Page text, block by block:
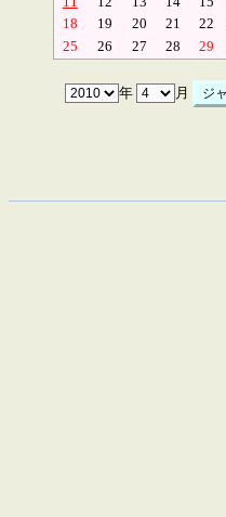
18
19 20 21 22
25
26 27 28 29
年 月